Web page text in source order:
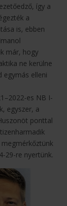
így a
a
is, ebben
már, hogy
ne kerülne
egymás elleni
es NB I-
egyszer, a
ponttal
29-re nyertünk.